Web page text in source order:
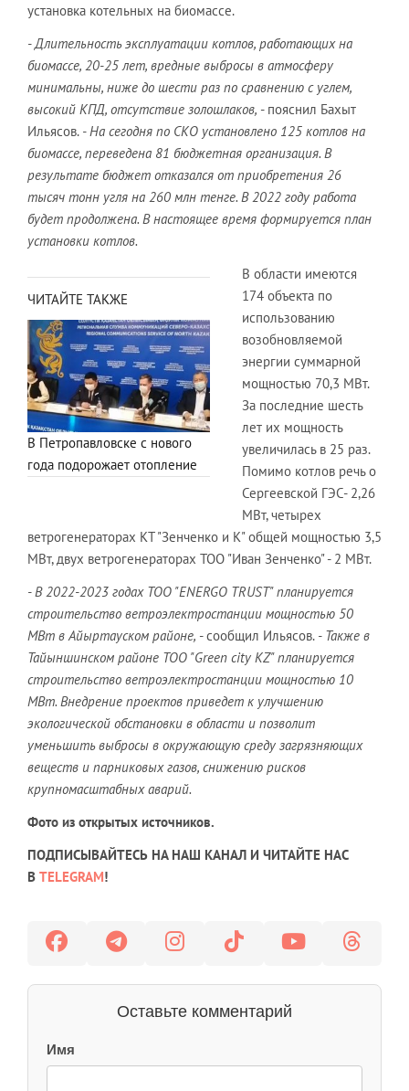
установка котельных на биомассе.
- Длительность эксплуатации котлов, работающих на
биомассе, 20-25 лет, вредные выбросы в атмосферу
минимальны, ниже до шести раз по сравнению с углем,
высокий КПД, отсутствие золошлаков, - пояснил Бахыт
Ильясов. - На сегодня по СКО установлено 125 котлов на
биомассе, переведена 81 бюджетная организация. В
результате бюджет отказался от приобретения 26
тысяч тонн угля на 260 млн тенге. В 2022 году работа
будет продолжена. В настоящее время формируется план
установки котлов.
ЧИТАЙТЕ ТАКЖЕ
В Петропавловске с нового
года подорожает отопление
В области имеются
174 объекта по
использованию
возобновляемой
энергии суммарной
мощностью 70,3 МВт.
За последние шесть
лет их мощность
увеличилась в 25 раз.
Помимо котлов речь о
Сергеевской ГЭС- 2,26
МВт, четырех
ветрогенераторах КТ "Зенченко и К" общей мощностью 3,5
МВт, двух ветрогенераторах ТОО "Иван Зенченко" - 2 МВт.
- В 2022-2023 годах ТОО "ENERGO TRUST" планируется
строительство ветроэлектростанции мощностью 50
МВт в Айыртауском районе, - сообщил Ильясов. - Также в
Тайыншинском районе ТОО "Green city KZ" планируется
строительство ветроэлектростанции мощностью 10
МВт. Внедрение проектов приведет к улучшению
экологической обстановки в области и позволит
уменьшить выбросы в окружающую среду загрязняющих
веществ и парниковых газов, снижению рисков
крупномасштабных аварий.
Фото из открытых источников.
ПОДПИСЫВАЙТЕСЬ НА НАШ КАНАЛ И ЧИТАЙТЕ НАС
В TELEGRAM!
Оставьте комментарий
Имя